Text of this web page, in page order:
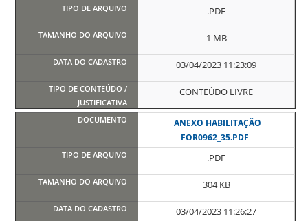
.PDF
1 MB
03/04/2023 11:23:09
CONTEÚDO LIVRE
ANEXO HABILITAÇÃO
FOR0962_35.PDF
.PDF
304 KB
03/04/2023 11:26:27